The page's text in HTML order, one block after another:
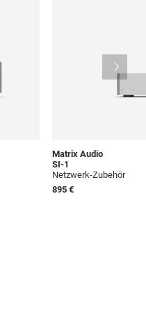
Matrix Audio
SI-1
Netzwerk-Zubehör
895 €